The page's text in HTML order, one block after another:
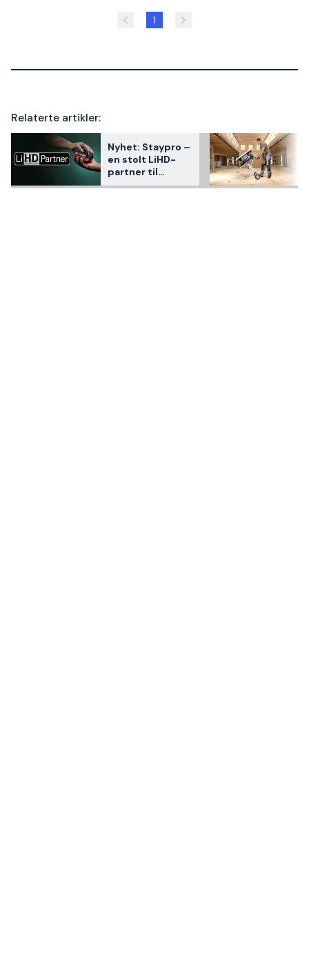
1
Relaterte artikler:
Nyhet: Staypro –
en stolt LiHD-
partner til
Metabo!